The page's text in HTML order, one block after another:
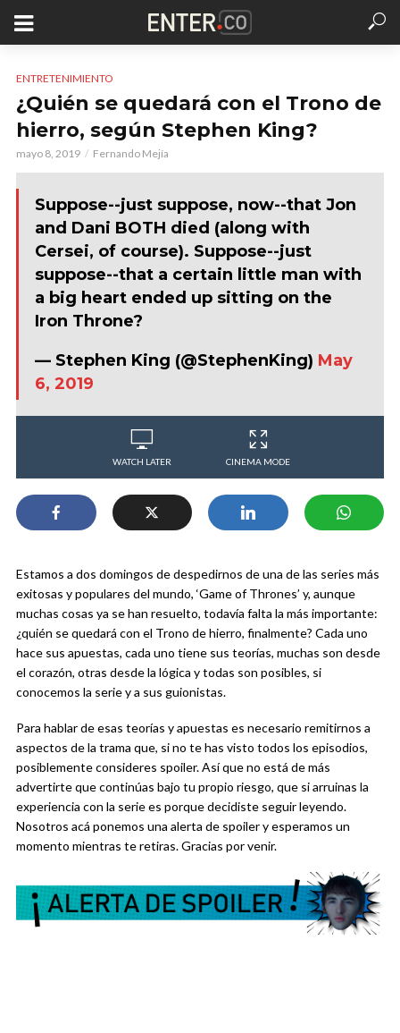
ENTRETENIMIENTO
¿Quién se quedará con el Trono de
hierro, según Stephen King?
mayo 8, 2019 Fernando Mejía
Suppose--just suppose, now--that Jon
and Dani BOTH died (along with
Cersei, of course). Suppose--just
suppose--that a certain little man with
a big heart ended up sitting on the
Iron Throne?
— Stephen King (@StephenKing) May
6, 2019
WATCH LATER CINEMA MODE
Estamos a dos domingos de despedirnos de una de las series más
exitosas y populares del mundo, ‘Game of Thrones’ y, aunque
muchas cosas ya se han resuelto, todavía falta la más importante:
¿quién se quedará con el Trono de hierro, finalmente? Cada uno
hace sus apuestas, cada uno tiene sus teorías, muchas son desde
el corazón, otras desde la lógica y todas son posibles, si
conocemos la serie y a sus guionistas.
Para hablar de esas teorías y apuestas es necesario remitirnos a
aspectos de la trama que, si no te has visto todos los episodios,
posiblemente consideres spoiler. Así que no está de más
advertirte que continúas bajo tu propio riesgo, que si arruinas la
experiencia con la serie es porque decidiste seguir leyendo.
Nosotros acá ponemos una alerta de spoiler y esperamos un
momento mientras te retiras. Gracias por venir.